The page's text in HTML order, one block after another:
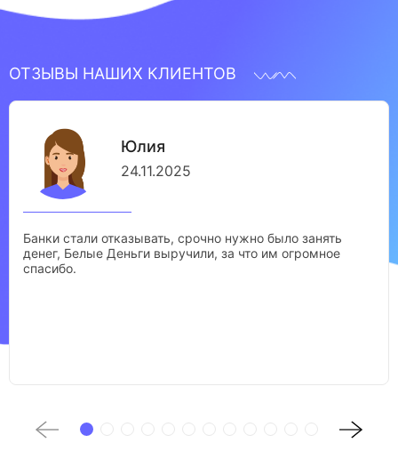
ОТЗЫВЫ НАШИХ КЛИЕНТОВ
Юлия
24.11.2025
Банки стали отказывать, срочно нужно было занять
денег, Белые Деньги выручили, за что им огромное
спасибо.